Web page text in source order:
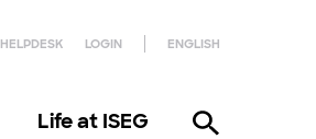
HELPDESK LOGIN ENGLISH
Life at ISEG